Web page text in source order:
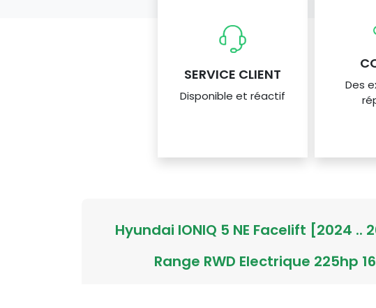
SERVICE CLIENT
Disponible et réactif
Des
Hyundai IONIQ 5 NE Facelift [2024 ..
Range RWD Electrique 225hp